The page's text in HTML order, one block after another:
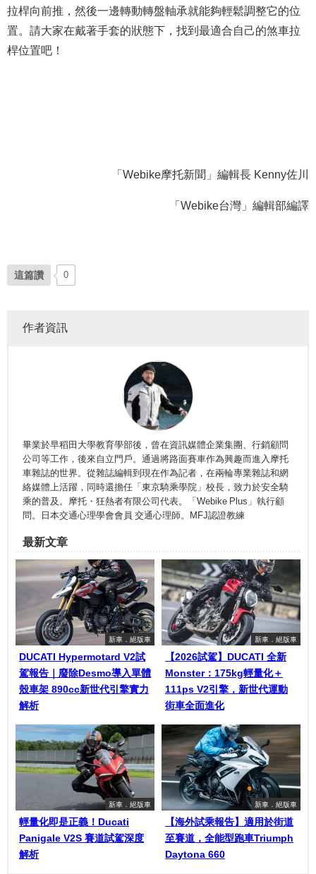
拉桿向前推，然後一邊轉動轉盤軸承就能夠輕鬆調整它的位
置。請大家在戴著手套的狀態下，找到最適合自己的煞車拉
桿位置吧！
「Webike摩托新聞」編輯長 Kenny佐川
「Webike台灣」編輯部編譯
這篇讚 0
作者資訊
畢業於早稻田大學教育學部後，曾在資訊媒體企業集團、行銷顧問
公司等工作，後來自立門戶。通過將路面賽車作為興趣而進入摩托
車雜誌的世界。從雜誌編輯到現在作為記者，在兩輪專業雜誌和網
絡媒體上活躍，同時還擔任「東京騎乘學院」校長，致力於安全騎
乘的普及。摩托・狂熱者有限公司代表。「Webike Plus」執行顧
問。日本交通心理學會會員 交通心理師。MFJ認證教練
最新文章
新車．絕版車
DUCATI Hypermotard V2試
駕報告｜廢除Desmo導入單體
殼車架 890cc新世代引擎實力
解析
新車．絕版車
【2026試駕】DUCATI 全新
Monster：175kg輕量化＋
111ps V2引擎，新世代運動
街車全面進化
新車．絕版車
輕量化即是正義！Ducati
Panigale V2S 賽道試駕深度
解析
新車．絕版車
【海外試乘報告】適用於街道
至賽道，全能型跑車Triumph
Daytona 660